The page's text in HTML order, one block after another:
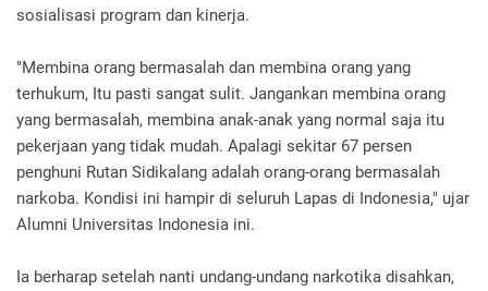
sosialisasi program dan kinerja.
"Membina orang bermasalah dan membina orang yang
terhukum, Itu pasti sangat sulit. Jangankan membina orang
yang bermasalah, membina anak-anak yang normal saja itu
pekerjaan yang tidak mudah. Apalagi sekitar 67 persen
penghuni Rutan Sidikalang adalah orang-orang bermasalah
narkoba. Kondisi ini hampir di seluruh Lapas di Indonesia," ujar
Alumni Universitas Indonesia ini.
Ia berharap setelah nanti undang-undang narkotika disahkan,